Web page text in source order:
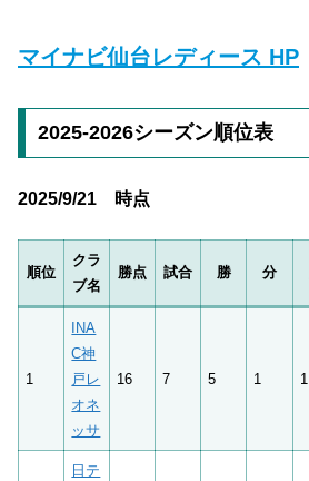
マイナビ仙台レディース HP
2025-2026シーズン順位表
2025/9/21 時点
順位
クラ
ブ名
勝点 試合 勝 分
1
INA
C神
戸レ
オネ
ッサ
16 7 5 1 1
日テ